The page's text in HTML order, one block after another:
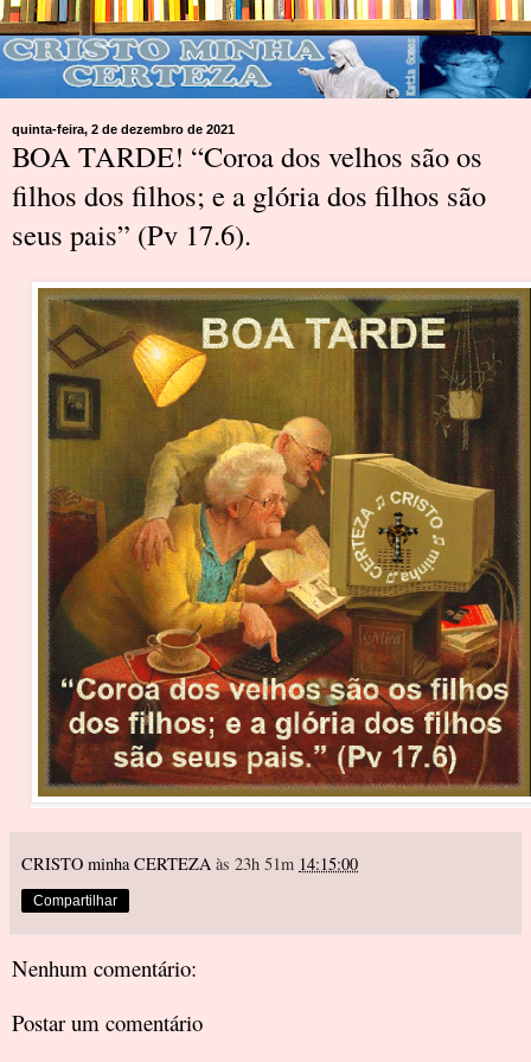
quinta-feira, 2 de dezembro de 2021
BOA TARDE! “Coroa dos velhos são os
filhos dos filhos; e a glória dos filhos são
seus pais” (Pv 17.6).
CRISTO minha CERTEZA às 23h 51m 14:15:00
Compartilhar
Nenhum comentário:
Postar um comentário